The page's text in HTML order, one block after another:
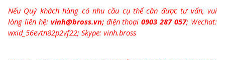
Nếu Quý khách hàng có nhu cầu cụ thể cần được tư vấn, vui
lòng liên hệ: vinh@bross.vn;điện thoại0903 287 057; Wechat:
wxid_56evtn82p2vf22; Skype: vinh.bross